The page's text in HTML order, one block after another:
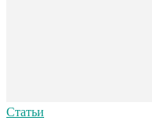
Статьи